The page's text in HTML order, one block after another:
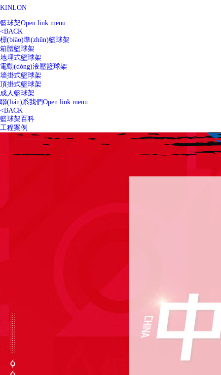
KINLON
籃球架Open link menu
<BACK
標(biāo)準(zhǔn)籃球架
箱體籃球架
地埋式籃球架
電動(dòng)液壓籃球架
墻掛式籃球架
頂掛式籃球架
成人籃球架
聯(lián)系我們Open link menu
<BACK
籃球架百科
工程案例